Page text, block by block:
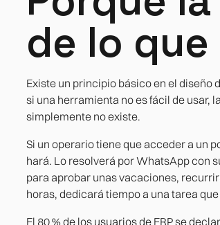
de lo
Existe un principio básico en el diseño
si una herramienta no es fácil de usar,
simplemente no existe.
Si un operario tiene que acceder a un
hará. Lo resolverá por WhatsApp con
para aprobar unas vacaciones,
horas, dedicará tiempo a una tarea
El 80 % de los usuarios de ERP se